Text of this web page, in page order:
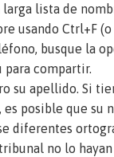
lista de
usando Ctrl+F
busque la
para compartir.
su apellido. Si
posible que su
diferentes
no lo